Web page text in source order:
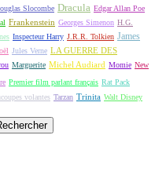
Slocombe Dracula Edgar Allan Poe
Frankenstein Georges Simenon H.G.
Inspecteur Harry J.R.R. Tolkien James
Jules Verne LA GUERRE DES
Marguerite Michel Audiard Momie New
Premier film parlant français Rat Pack
volantes Tarzan Trinita Walt Disney